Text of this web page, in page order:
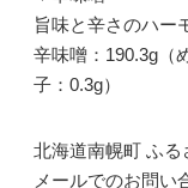
旨味と辛さのハー
辛味噌：190.3g（
子：0.3g）
北海道南幌町 ふ
メールでのお問い